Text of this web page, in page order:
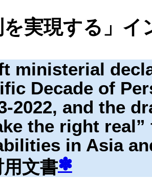
を実現する」
ministerial
Decade of
2022, and the
the right
in Asia
文書✽